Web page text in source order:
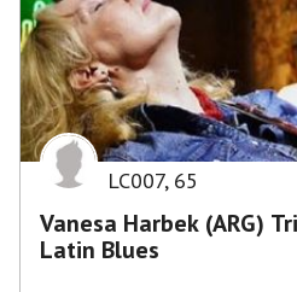
LC007, 65
Vanesa Harbek (ARG)
Latin Blues